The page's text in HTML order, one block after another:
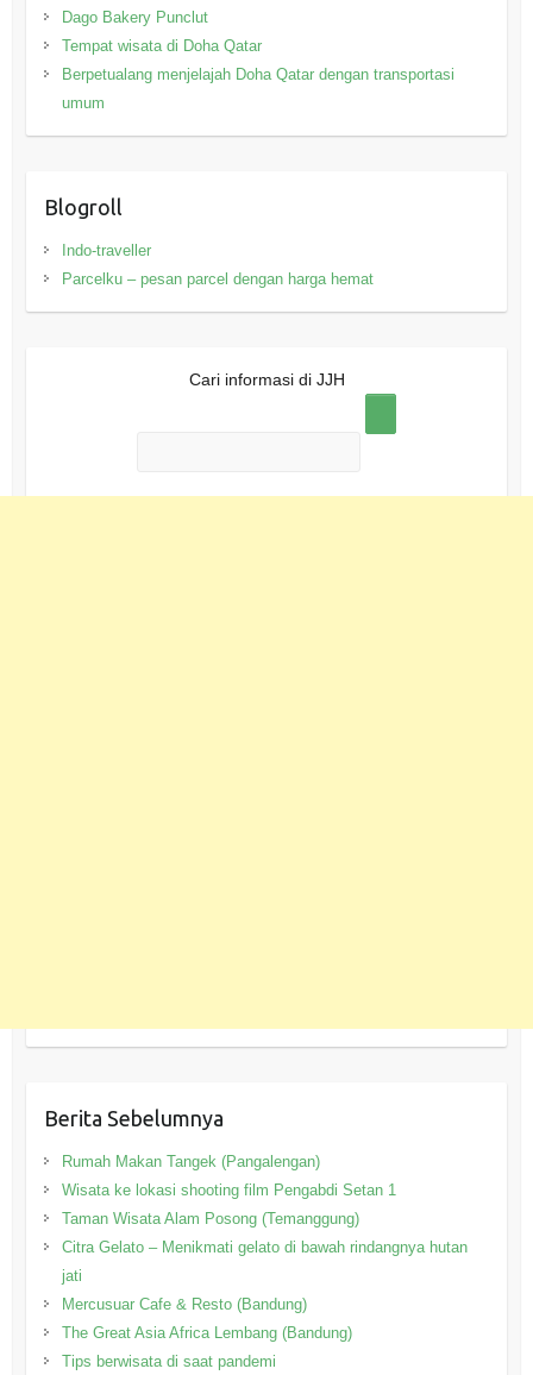
Dago Bakery Punclut
Tempat wisata di Doha Qatar
Berpetualang menjelajah Doha Qatar dengan transportasi
umum
Blogroll
Indo-traveller
Parcelku – pesan parcel dengan harga hemat
Cari informasi di JJH
Berita Sebelumnya
Rumah Makan Tangek (Pangalengan)
Wisata ke lokasi shooting film Pengabdi Setan 1
Taman Wisata Alam Posong (Temanggung)
Citra Gelato – Menikmati gelato di bawah rindangnya hutan
jati
Mercusuar Cafe & Resto (Bandung)
The Great Asia Africa Lembang (Bandung)
Tips berwisata di saat pandemi